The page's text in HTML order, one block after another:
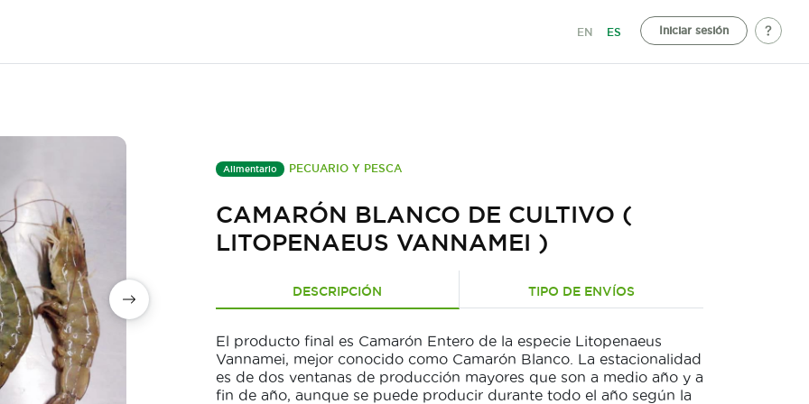
EN ES Iniciar sesión
Alimentario PECUARIO Y PESCA
CAMARÓN BLANCO DE CULTIVO (
LITOPENAEUS VANNAMEI )
DESCRIPCIÓN TIPO DE ENVÍOS
El producto final es Camarón Entero de la especie Litopenaeus
Vannamei, mejor conocido como Camarón Blanco. La estacionalidad
es de dos ventanas de producción mayores que son a medio año y a
fin de año, aunque se puede producir durante todo el año según la